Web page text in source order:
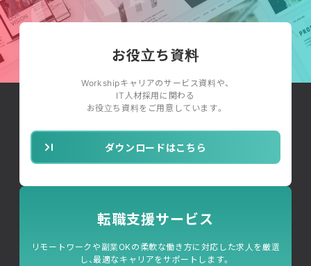
お役立ち資料
Workshipキャリアのサービス資料や、
IT人材採用に関わる
お役立ち資料をご用意しています。
ダウンロードはこちら
転職支援サービス
リモートワークや副業OKの柔軟な働き方に対応した求人を厳選
し、最適なキャリアをサポートします。